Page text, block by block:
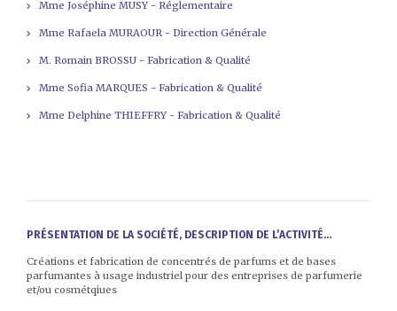
Mme Joséphine MUSY - Réglementaire
Mme Rafaela MURAOUR - Direction Générale
M. Romain BROSSU - Fabrication & Qualité
Mme Sofia MARQUES - Fabrication & Qualité
Mme Delphine THIEFFRY - Fabrication & Qualité
PRÉSENTATION DE LA SOCIÉTÉ, DESCRIPTION DE L’ACTIVITÉ...
Créations et fabrication de concentrés de parfums et de bases
parfumantes à usage industriel pour des entreprises de parfumerie
et/ou cosmétqiues